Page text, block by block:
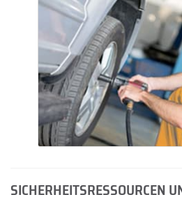
SICHERHEITSRESSOURCEN